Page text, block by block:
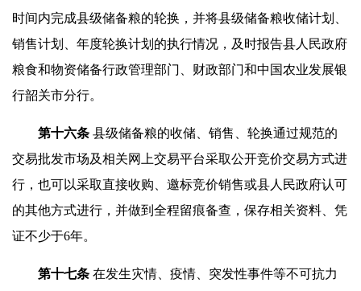
时间内完成县级储备粮的轮换，并将县级储备粮收储计划、
销售计划、年度轮换计划的执行情况，及时报告县人民政府
粮食和物资储备行政管理部门、财政部门和中国农业发展银
行韶关市分行。
第十六条 县级储备粮的收储、销售、轮换通过规范的
交易批发市场及相关网上交易平台采取公开竞价交易方式进
行，也可以采取直接收购、邀标竞价销售或县人民政府认可
的其他方式进行，并做到全程留痕备查，保存相关资料、凭
证不少于6年。
第十七条 在发生灾情、疫情、突发性事件等不可抗力